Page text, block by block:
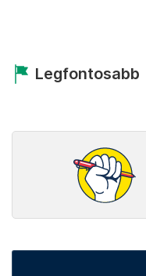
Legfontosabb